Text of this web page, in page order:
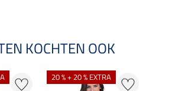
KOCHTEN OOK
20 % + 20 % EXTRA